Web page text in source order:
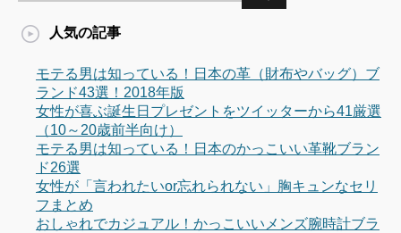
人気の記事
モテる男は知っている！日本の革（財布やバッグ）ブ
ランド43選！2018年版
女性が喜ぶ誕生日プレゼントをツイッターから41厳選
（10～20歳前半向け）
モテる男は知っている！日本のかっこいい革靴ブラン
ド26選
女性が「言われたいor忘れられない」胸キュンなセリ
フまとめ
おしゃれでカジュアル！かっこいいメンズ腕時計ブラ